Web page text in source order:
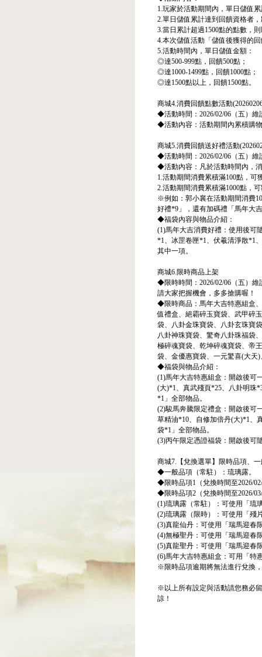
1.玩家於活動期間內，單日儲值
2.單日儲值累計達到回饋資格者
3.當日累計超過1500點的點數，
4.本次儲值活動「儲值後獲得的
5.活動時間內，單日儲值金額：
◎達500-999點，回饋500點；
◎達1000-1499點，回饋1000點；
◎達1500點以上，回饋1500點。
商城4.消費回饋點數活動
◆活動時間：2026/02/06（五）維
◆活動內容：活動期間內累積購
商城5.消費回饋送好禮活動
◆活動時間：2026/02/06（五）維
◆活動內容：凡於活動時間內，
1.活動期間消費累積滿100點，
2.活動期間消費累積滿1000點，
※例如：郭小襄在活動期間消費
好禮*9」，還有加碼禮「馬年大
◆福袋內容與物品介紹：
(1)馬年大吉消費好禮：使用後可
*1、冰罡卷匣*1、伏羲清淨散*1
其中一項。
商城6.限時商品上架
◆限時時間：2026/02/06（五）維
請大家把握機會，多多搶購喔！
◆限時商品：馬年大吉特惠組盒
值禮盒、絕霸碎玉寶袋、武甲碎
袋、八卦金珠寶袋、八卦玄珠寶
八卦神珠寶袋、驚奇八卦珠福袋
極碎魂寶袋、乾坤碎魂寶袋、帝
袋、金優惠寶袋、一元驚喜(大天
◆福袋與物品介紹：
(1)馬年大吉特惠組盒：開啟後可
(大)*1、真武殘頁*25、八卦明珠
*1」全部物品。
(2)駿馬奔騰限定禮盒：開啟後可
草精油*10、自修加倍丹(大)*1、
袋*1」全部物品。
(3)丙午限定憑證福袋：開啟後可
商城7.【兌換選單】限時品項、
◆一般品項（常駐）：琉璃露。
◆限時品項1（兌換時間至2026/
◆限時品項2（兌換時間至2026/
(1)琉璃露（常駐）：可使用「琉
(2)琉璃露（限時）：可使用「殘
(3)真龍仙丹：可使用「瑞馬迎春
(4)無極聖丹：可使用「瑞馬迎春
(5)真龍聖丹：可使用「瑞馬迎春
(6)馬年大吉特惠組盒：可用「特
※限時品項逾期將無法進行兌換
※以上所有設定與活動請您務必
諒！